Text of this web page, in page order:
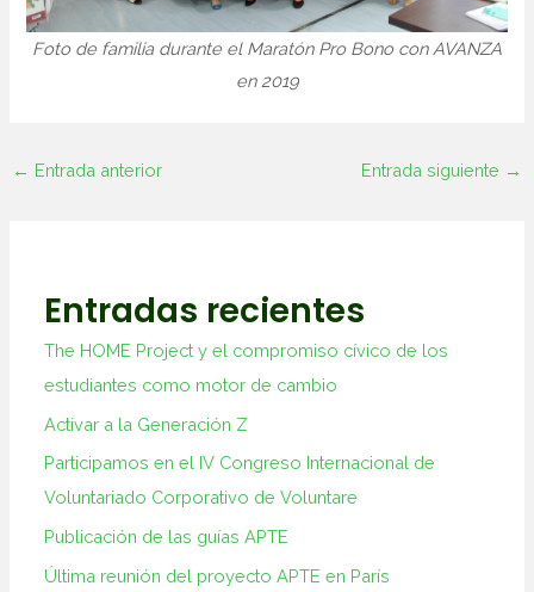
Foto de familia durante el Maratón Pro Bono con AVANZA
en 2019
← Entrada anterior Entrada siguiente →
Entradas recientes
The HOME Project y el compromiso cívico de los
estudiantes como motor de cambio
Activar a la Generación Z
Participamos en el IV Congreso Internacional de
Voluntariado Corporativo de Voluntare
Publicación de las guías APTE
Última reunión del proyecto APTE en París